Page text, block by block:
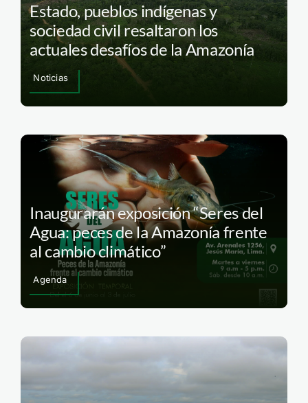
Estado, pueblos indígenas y
sociedad civil resaltaron los
actuales desafíos de la Amazonía
Noticias
Inaugurarán exposición “Seres del
Agua: peces de la Amazonía frente
al cambio climático”
Agenda